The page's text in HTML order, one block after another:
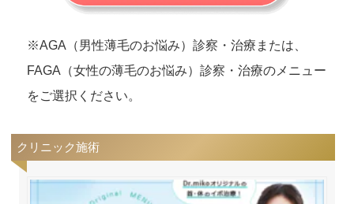
※AGA（男性薄毛のお悩み）診察・治療または、
FAGA（女性の薄毛のお悩み）診察・治療のメニュー
をご選択ください。
クリニック施術